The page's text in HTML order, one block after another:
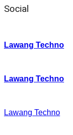
Social
Lawang Techno
Lawang Techno
Lawang Techno